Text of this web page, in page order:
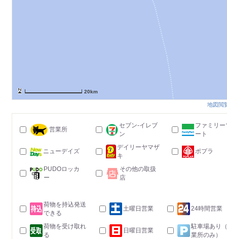
20km
地図閲
営業所
セブン-イレブ
ン
ファミリー
ート
ニューデイズ
デイリーヤマザ
キ
ポプラ
PUDOロッカ
ー
その他の取扱
店
荷物を持込発送
できる
土曜日営業 24時間営業
荷物を受け取れ
る
日曜日営業
駐車場あり
業所のみ）